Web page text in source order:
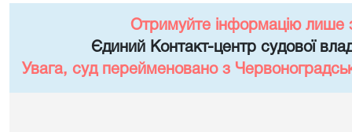
Отримуйте інформацію лише
Єдиний Контакт-центр судової
Увага, суд перейменовано з